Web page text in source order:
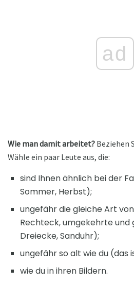
ad
Wie man damit arbeitet? Beziehen
Wähle ein paar Leute aus, die:
sind Ihnen ähnlich bei der
Sommer, Herbst);
ungefähr die gleiche Art
Rechteck, umgekehrte und
Dreiecke, Sanduhr);
ungefähr so ​​alt wie du (das
wie du in ihren Bildern.